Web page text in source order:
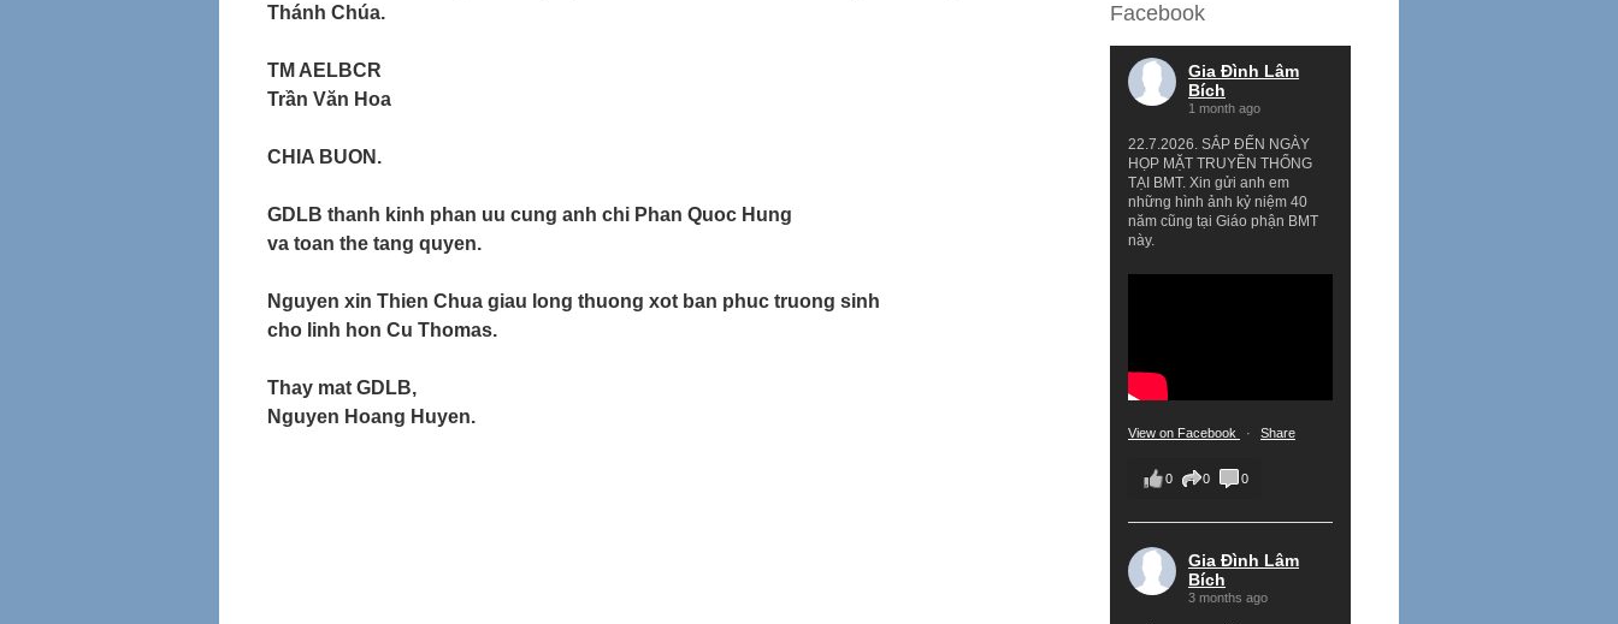
Thánh Chúa.
TM AELBCR
Trần Văn Hoa
CHIA BUON.
GDLB thanh kinh phan uu cung anh chi Phan Quoc Hung
va toan the tang quyen.
Nguyen xin Thien Chua giau long thuong xot ban phuc truong sinh
cho linh hon Cu Thomas.
Thay mat GDLB,
Nguyen Hoang Huyen.
Facebook
Gia Đình Lâm
Bích
1 month ago
22.7.2026. SẮP ĐẾN NGÀY
HỌP MẶT TRUYỀN THỐNG
TẠI BMT. Xin gửi anh em
những hình ảnh kỷ niệm 40
năm cũng tại Giáo phận BMT
này.
View on Facebook · Share
0 0 0
Gia Đình Lâm
Bích
3 months ago